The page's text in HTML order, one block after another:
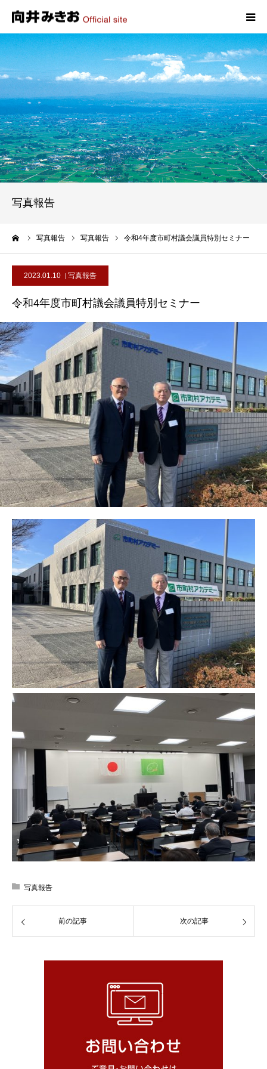
写真報告
写真報告 写真報告 令和4年度市町村議会議員特別セミナー
2023.01.10 写真報告
令和4年度市町村議会議員特別セミナー
写真報告
前の記事 次の記事
HOME
プロフィール
政策
活動報告